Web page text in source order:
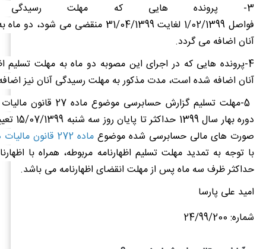
3-
پرونده هایی که مهلت
فواصل 1/02/1399 لغایت 31/04/1399 منقضی
آنان اضافه می گردد.
4-پرونده هایی که در اجرای این مصوبه دو ماه به مهلت تسلیم
آنان اضافه شده است، مدت مذکور به مهلت رسیدگی آنان نیز
5-مهلت تسلیم گزارش حسابرسی
دوره بهار
صورت های مالی حسابرسی شده موضوع ماده 272 قانون مالیات های مستقیم
با توجه به تمدید مهلت تسلیم اظهارنامه مربوطه، همراه با
حداکثر ظرف سه ماه پس از مهلت انقضای اظهارنامه می باشد.
امید علی پارسا
شماره: 24/99/200